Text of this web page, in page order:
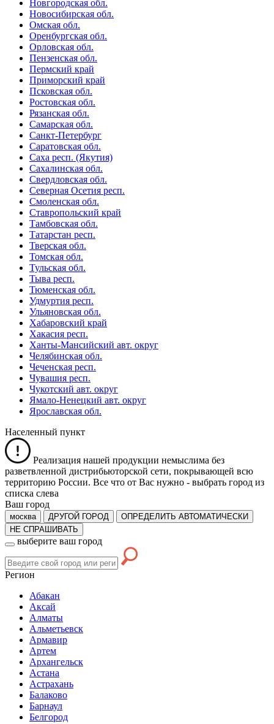
Новгородская обл.
Новосибирская обл.
Омская обл.
Оренбургская обл.
Орловская обл.
Пензенская обл.
Пермский край
Приморский край
Псковская обл.
Ростовская обл.
Рязанская обл.
Самарская обл.
Санкт-Петербург
Саратовская обл.
Саха респ. (Якутия)
Сахалинская обл.
Свердловская обл.
Северная Осетия респ.
Смоленская обл.
Ставропольский край
Тамбовская обл.
Татарстан респ.
Тверская обл.
Томская обл.
Тульская обл.
Тыва респ.
Тюменская обл.
Удмуртия респ.
Ульяновская обл.
Хабаровский край
Хакасия респ.
Ханты-Мансийский авт. округ
Челябинская обл.
Чеченская респ.
Чувашия респ.
Чукотский авт. округ
Ямало-Ненецкий авт. округ
Ярославская обл.
Населенный пункт
Реализация нашей продукции немыслима без
разветвленной дистрибьюторской сети, покрывающей всю
территорию России. Все что от Вас нужно - выбрать город из
списка слева
Ваш город
москва ДРУГОЙ ГОРОД
ОПРЕДЕЛИТЬ АВТОМАТИЧЕСКИ
НЕ СПРАШИВАТЬ
выберите ваш город
Регион
Абакан
Аксай
Алматы
Альметьевск
Армавир
Артем
Архангельск
Астана
Астрахань
Балаково
Барнаул
Белгород